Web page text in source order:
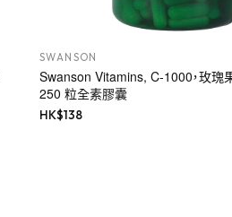
SWANSON
Swanson Vitamins, C-1000，玫瑰
250 粒全素膠囊
HK$138